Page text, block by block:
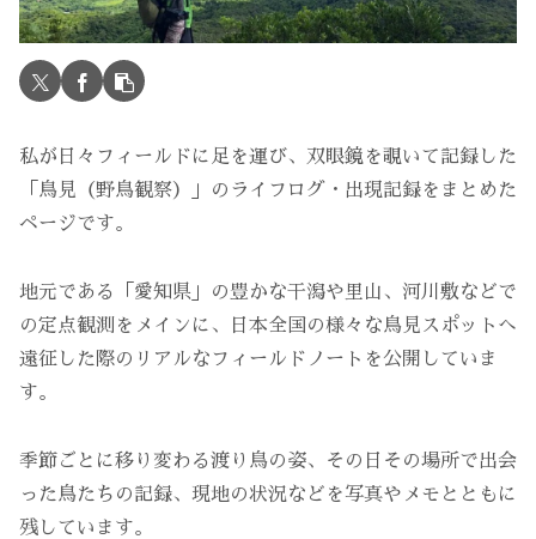
私が日々フィールドに足を運び、双眼鏡を覗いて記録した
「鳥見（野鳥観察）」のライフログ・出現記録をまとめた
ページです。
地元である「愛知県」の豊かな干潟や里山、河川敷などで
の定点観測をメインに、日本全国の様々な鳥見スポットへ
遠征した際のリアルなフィールドノートを公開していま
す。
季節ごとに移り変わる渡り鳥の姿、その日その場所で出会
った鳥たちの記録、現地の状況などを写真やメモとともに
残しています。